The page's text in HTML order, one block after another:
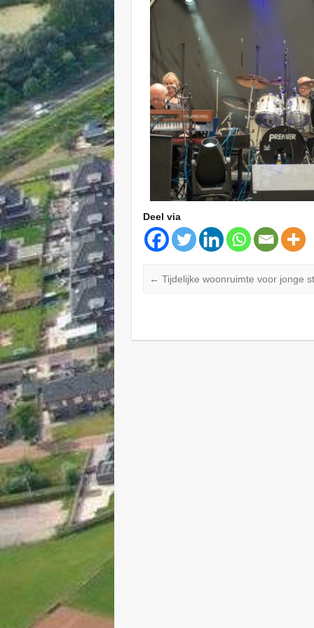
Deel via
← Tijdelijke woonruimte voor jonge